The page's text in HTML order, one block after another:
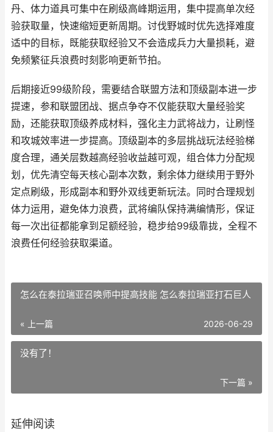
丹、体力道具可集中在刷级高峰期运用，集中提高单次经
验获取量，快速缩短更新周期。讨伐野城时优先选择难度
适中的目标，既能获取经验又不会造成兵力大量损耗，避
免频繁征兵浪费时刻影响更新节拍。
后期接近99级阶段，需要结合联盟方法和顶级副本进一步
提速，参和联盟团战、据点争夺不仅能获取大量经验奖
励，还能获取顶级养成材料，强化主力武将战力，让刷怪
和攻城效率进一步提高。顶级副本的多层挑战玩法经验梯
度合理，通关层数越高经验收益越可观，组合体力分配规
划，优先清空每天核心副本次数，剩余体力继续用于野外
定点刷级，形成副本和野外双线更新玩法。同时合理规划
体力运用，避免体力浪费，武将编队保持满编情形，保证
每一次出征都能拿到足额经验，稳步给99级靠拢，全程不
浪费任何经验获取渠道。
怎么在泰拉瑞亚召唤师中提高技能 怎么泰拉瑞亚打石巨人
« 上一篇 2026-06-29
没有了！
下一篇 »
延伸阅读